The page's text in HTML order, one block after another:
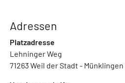
Adressen
Platzadresse
Lehninger Weg
71263 Weil der Stadt - Münklingen